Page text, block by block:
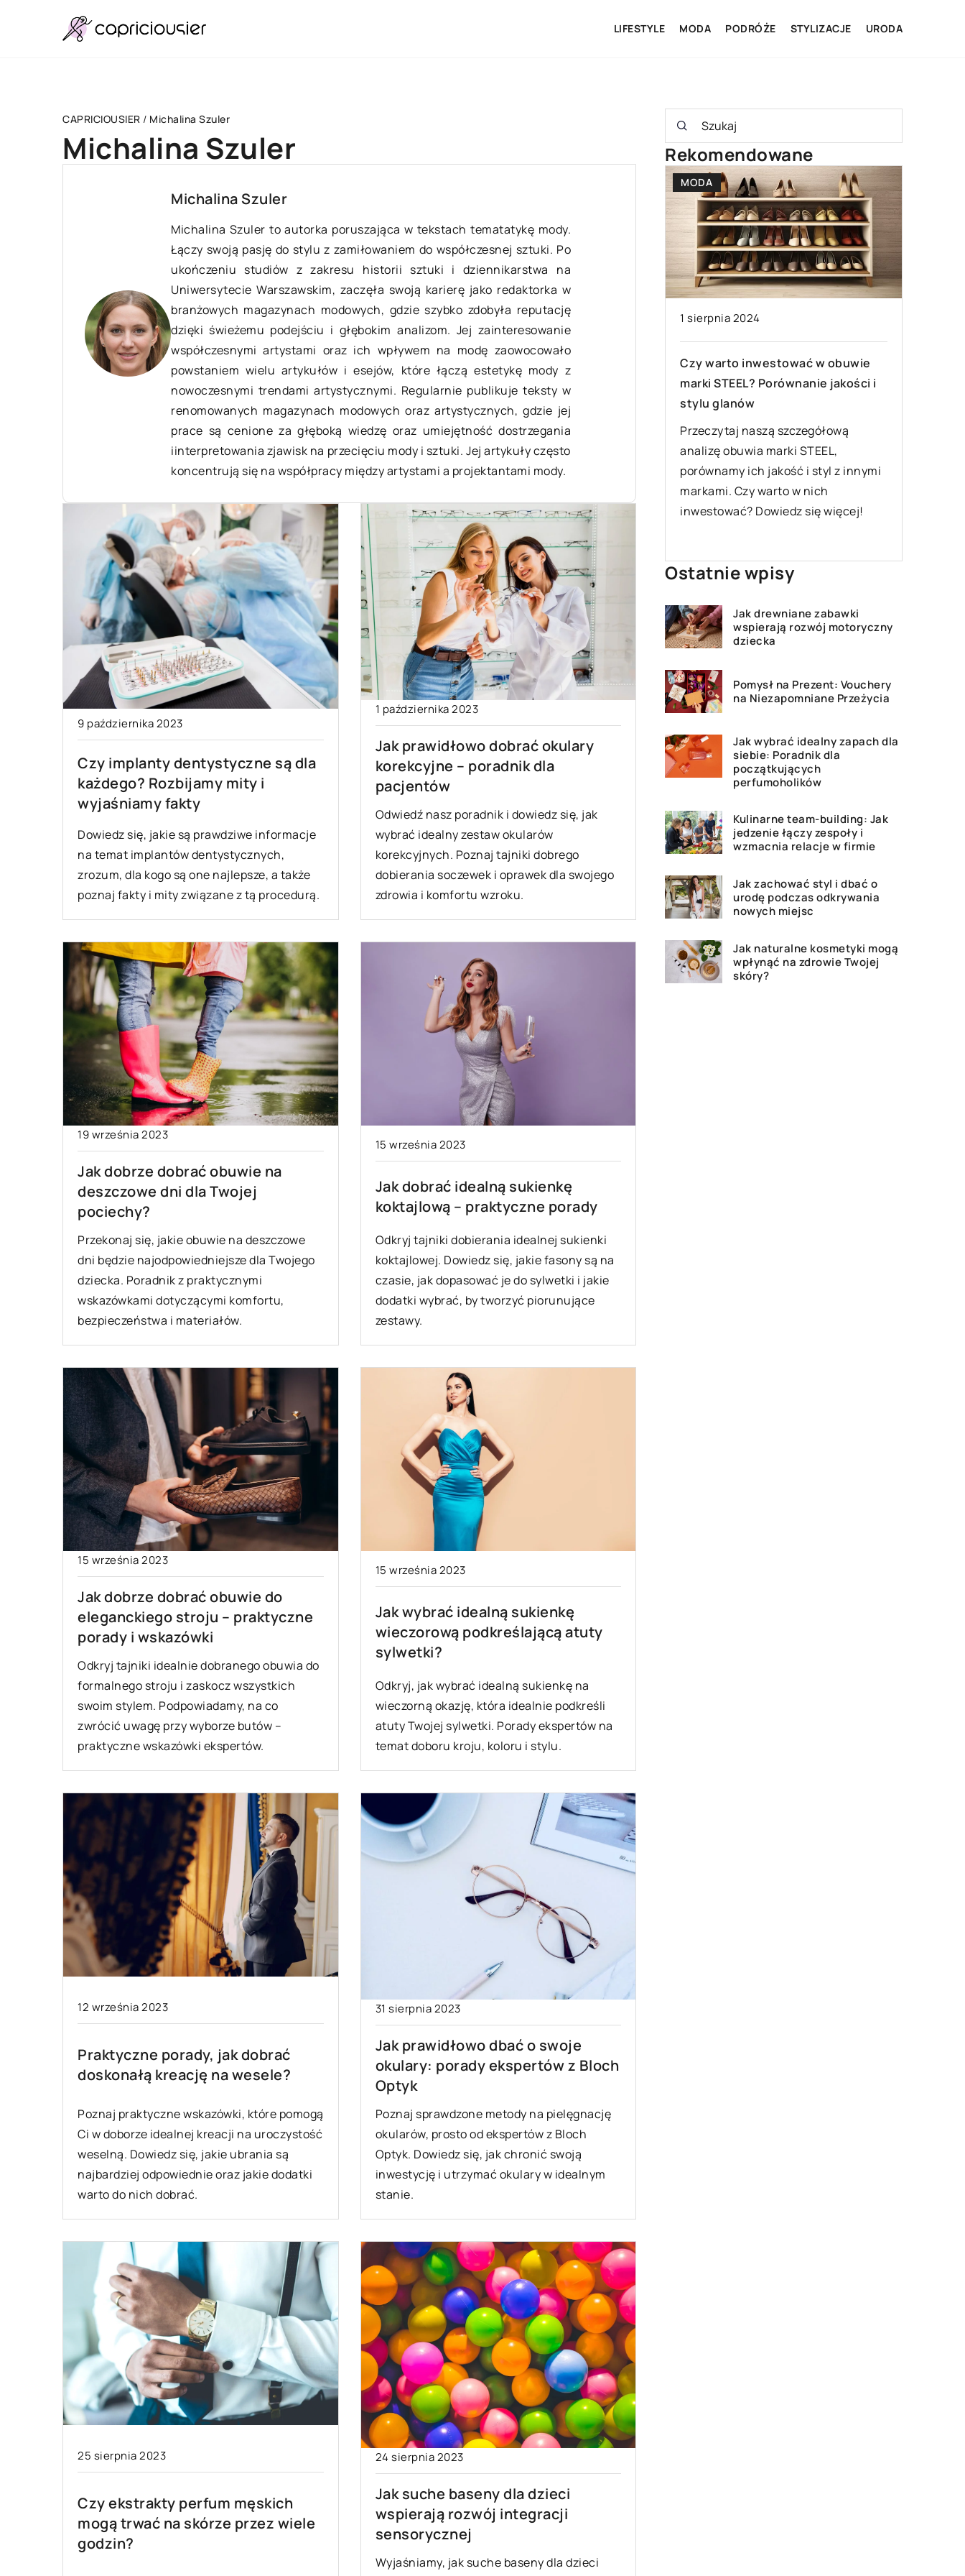
LIFESTYLE MODA PODRÓŻE STYLIZACJE URODA
CAPRICIOUSIER / Michalina Szuler
Michalina Szuler
Michalina Szuler
Michalina Szuler to autorka poruszająca w tekstach tematatykę mody.
Łączy swoją pasję do stylu z zamiłowaniem do współczesnej sztuki. Po
ukończeniu studiów z zakresu historii sztuki i dziennikarstwa na
Uniwersytecie Warszawskim, zaczęła swoją karierę jako redaktorka w
branżowych magazynach modowych, gdzie szybko zdobyła reputację
dzięki świeżemu podejściu i głębokim analizom. Jej zainteresowanie
współczesnymi artystami oraz ich wpływem na modę zaowocowało
powstaniem wielu artykułów i esejów, które łączą estetykę mody z
nowoczesnymi trendami artystycznymi. Regularnie publikuje teksty w
renomowanych magazynach modowych oraz artystycznych, gdzie jej
prace są cenione za głęboką wiedzę oraz umiejętność dostrzegania
iinterpretowania zjawisk na przecięciu mody i sztuki. Jej artykuły często
koncentrują się na współpracy między artystami a projektantami mody.
9 października 2023
Czy implanty dentystyczne są dla
każdego? Rozbijamy mity i
wyjaśniamy fakty
Dowiedz się, jakie są prawdziwe informacje
na temat implantów dentystycznych,
zrozum, dla kogo są one najlepsze, a także
poznaj fakty i mity związane z tą procedurą.
1 października 2023
Jak prawidłowo dobrać okulary
korekcyjne – poradnik dla
pacjentów
Odwiedź nasz poradnik i dowiedz się, jak
wybrać idealny zestaw okularów
korekcyjnych. Poznaj tajniki dobrego
dobierania soczewek i oprawek dla swojego
zdrowia i komfortu wzroku.
19 września 2023
Jak dobrze dobrać obuwie na
deszczowe dni dla Twojej
pociechy?
Przekonaj się, jakie obuwie na deszczowe
dni będzie najodpowiedniejsze dla Twojego
dziecka. Poradnik z praktycznymi
wskazówkami dotyczącymi komfortu,
bezpieczeństwa i materiałów.
15 września 2023
Jak dobrać idealną sukienkę
koktajlową – praktyczne porady
Odkryj tajniki dobierania idealnej sukienki
koktajlowej. Dowiedz się, jakie fasony są na
czasie, jak dopasować je do sylwetki i jakie
dodatki wybrać, by tworzyć piorunujące
zestawy.
15 września 2023
Jak dobrze dobrać obuwie do
eleganckiego stroju – praktyczne
porady i wskazówki
Odkryj tajniki idealnie dobranego obuwia do
formalnego stroju i zaskocz wszystkich
swoim stylem. Podpowiadamy, na co
zwrócić uwagę przy wyborze butów –
praktyczne wskazówki ekspertów.
15 września 2023
Jak wybrać idealną sukienkę
wieczorową podkreślającą atuty
sylwetki?
Odkryj, jak wybrać idealną sukienkę na
wieczorną okazję, która idealnie podkreśli
atuty Twojej sylwetki. Porady ekspertów na
temat doboru kroju, koloru i stylu.
12 września 2023
Praktyczne porady, jak dobrać
doskonałą kreację na wesele?
Poznaj praktyczne wskazówki, które pomogą
Ci w doborze idealnej kreacji na uroczystość
weselną. Dowiedz się, jakie ubrania są
najbardziej odpowiednie oraz jakie dodatki
warto do nich dobrać.
31 sierpnia 2023
Jak prawidłowo dbać o swoje
okulary: porady ekspertów z Bloch
Optyk
Poznaj sprawdzone metody na pielęgnację
okularów, prosto od ekspertów z Bloch
Optyk. Dowiedz się, jak chronić swoją
inwestycję i utrzymać okulary w idealnym
stanie.
25 sierpnia 2023
Czy ekstrakty perfum męskich
mogą trwać na skórze przez wiele
godzin?
24 sierpnia 2023
Jak suche baseny dla dzieci
wspierają rozwój integracji
sensorycznej
Wyjaśniamy, jak suche baseny dla dzieci
Rekomendowane
19 maja 2024
Dlaczego warto sięgać po zioła do
Odkryj korzyści płynące z parzenia
ziół. Artykuł podkreśla znaczenie ziół
podpowiada, jakie zioła warto wybrać
do parzenia.
23 marca 2024
Kreowanie własnego stylu:
poradnik dla początkujących
Poznaj tajniki kreowania własnego
stylu. Dowiedz się, jak efektywnie
tworzyć i modyfikować go, aby w
osobowość i styl życia.
1 sierpnia 2024
Czy warto inwestować w obuwie
marki STEEL? Porównanie jakości i
stylu glanów
Przeczytaj naszą szczegółową
analizę obuwia marki STEEL,
porównamy ich jakość i styl z innymi
markami. Czy warto w nich
inwestować? Dowiedz się więcej!
LIFESTYLE
19 maja 2024
parzenia?
Odkryj korzyści płynące z
ziół. Artykuł podkreśla
w diecie, ich korzyści dla
podpowiada, jakie zioła warto
Ostatnie wpisy
Jak drewniane zabawki
wspierają rozwój motoryczny
dziecka
Pomysł na Prezent: Vouchery
na Niezapomniane Przeżycia
Jak wybrać idealny zapach dla
siebie: Poradnik dla
początkujących
perfumoholików
Kulinarne team-building: Jak
jedzenie łączy zespoły i
wzmacnia relacje w firmie
Jak zachować styl i dbać o
urodę podczas odkrywania
nowych miejsc
Jak naturalne kosmetyki mogą
wpłynąć na zdrowie Twojej
skóry?